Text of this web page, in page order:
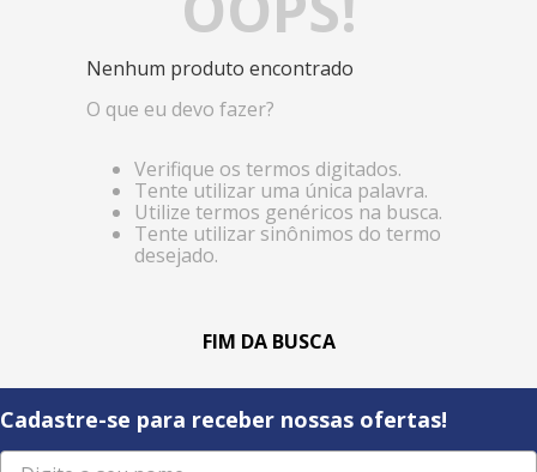
Nenhum produto encontrado
O que eu devo fazer?
Verifique os termos digitados.
Tente utilizar uma única palavra.
Utilize termos genéricos na busca.
Tente utilizar sinônimos do termo
desejado.
Cadastre-se para receber nossas ofertas!